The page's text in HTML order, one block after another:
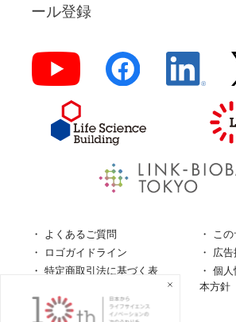
ール登録
よくあるご質問
こ
ロゴガイドライン
広
特定商取引法に基づく表
個人
本方針
個人情報の取扱について